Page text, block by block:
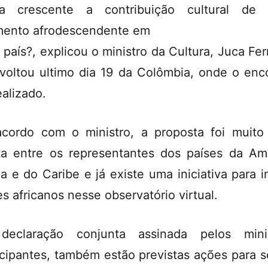
crescente a contribuição cultural de
afrodescendente em
país?, explicou o ministro da Cultura, Juca
ultimo dia 19 da Colômbia, onde o
com o ministro, a proposta foi muito
entre os representantes dos países da
e do Caribe e já existe uma iniciativa para
africanos nesse observatório virtual.
conjunta assinada pelos
também estão previstas ações para